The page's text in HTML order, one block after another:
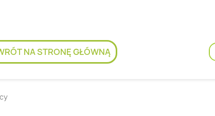
NA STRONĘ GŁÓWNĄ